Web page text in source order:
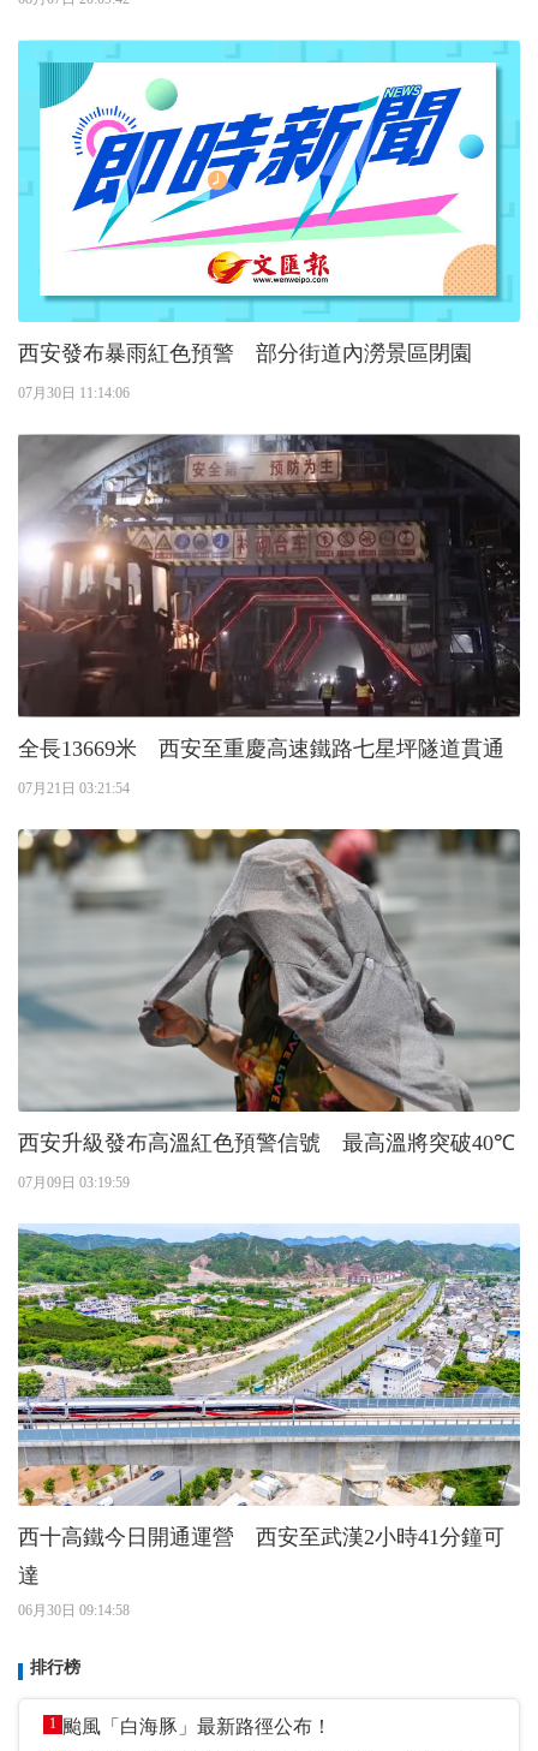
西安發布暴雨紅色預警 部分街道內澇景區閉園
07月30日 11:14:06
全長13669米 西安至重慶高速鐵路七星坪隧道貫通
07月21日 03:21:54
西安升級發布高溫紅色預警信號 最高溫將突破40℃
07月09日 03:19:59
西十高鐵今日開通運營 西安至武漢2小時41分鐘可
達
06月30日 09:14:58
排行榜
1 颱風「白海豚」最新路徑公布！